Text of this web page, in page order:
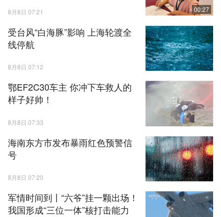
8月8日 07:21 00:27
受台风“白海豚”影响 上海轮渡全
线停航
8月8日 07:12
鄂EF2C30车主 你冲下车救人的
样子好帅！
8月8日 07:33
海南东方市发布暴雨红色预警信
号
8月8日 07:20
军情时间到丨“六爷”挂一颗出场！
我国形成“三位一体”核打击能力